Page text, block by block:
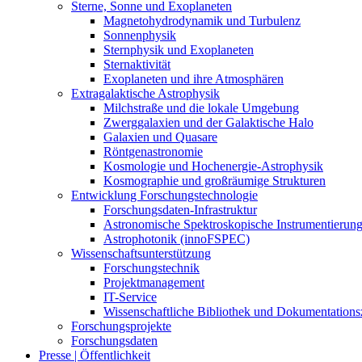
Sterne, Sonne und Exoplaneten
Magnetohydrodynamik und Turbulenz
Sonnenphysik
Sternphysik und Exoplaneten
Sternaktivität
Exoplaneten und ihre Atmosphären
Extragalaktische Astrophysik
Milchstraße und die lokale Umgebung
Zwerggalaxien und der Galaktische Halo
Galaxien und Quasare
Röntgenastronomie
Kosmologie und Hochenergie-Astrophysik
Kosmographie und großräumige Strukturen
Entwicklung Forschungstechnologie
Forschungsdaten-Infrastruktur
Astronomische Spektroskopische Instrumentierung
Astrophotonik (innoFSPEC)
Wissenschaftsunterstützung
Forschungstechnik
Projektmanagement
IT-Service
Wissenschaftliche Bibliothek und
Forschungsprojekte
Forschungsdaten
Presse | Öffentlichkeit